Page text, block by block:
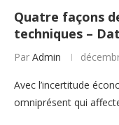
Quatre façons
techniques –
Par Admin
Avec l’incertitude
omniprésent qui